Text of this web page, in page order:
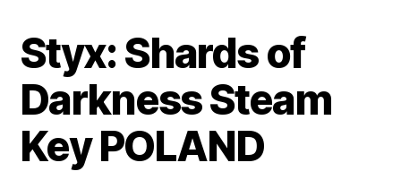
Styx: Shards of
Darkness Steam
Key POLAND